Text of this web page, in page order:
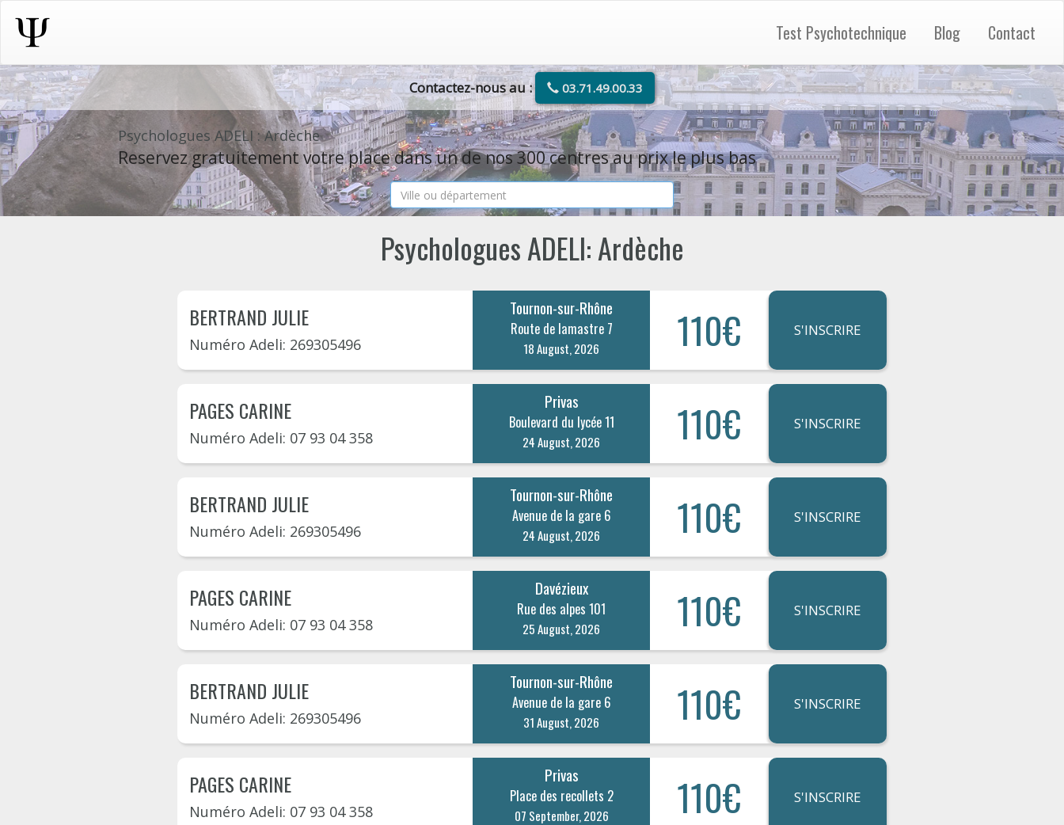
Test Psychotechnique Blog Contact
Contactez-nous au : 03.71.49.00.33
Psychologues ADELI : Ardèche
Reservez gratuitement votre place dans un de nos 300 centres au prix le plus bas
Psychologues ADELI: Ardèche
BERTRAND JULIE
Numéro Adeli: 269305496
Tournon-sur-Rhône
Route de lamastre 7
18 August, 2026 110€ S'INSCRIRE
PAGES CARINE
Numéro Adeli: 07 93 04 358
Privas
Boulevard du lycée 11
24 August, 2026 110€ S'INSCRIRE
BERTRAND JULIE
Numéro Adeli: 269305496
Tournon-sur-Rhône
Avenue de la gare 6
24 August, 2026 110€ S'INSCRIRE
PAGES CARINE
Numéro Adeli: 07 93 04 358
Davézieux
Rue des alpes 101
25 August, 2026 110€ S'INSCRIRE
BERTRAND JULIE
Numéro Adeli: 269305496
Tournon-sur-Rhône
Avenue de la gare 6
31 August, 2026 110€ S'INSCRIRE
PAGES CARINE
Numéro Adeli: 07 93 04 358
Privas
Place des recollets 2
07 September, 2026 110€ S'INSCRIRE